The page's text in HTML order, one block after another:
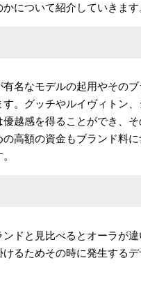
について紹介していきます
名なモデルの起用やその
。グッチやルイヴィトン
越感を得ることができ、
高額の資金もブランド料
ドと見比べるとオーラが
るためその時に発生する